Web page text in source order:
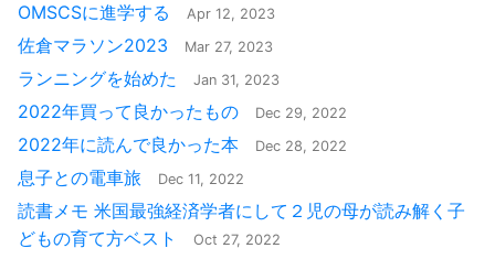
OMSCSに進学する Apr 12, 2023
佐倉マラソン2023 Mar 27, 2023
ランニングを始めた Jan 31, 2023
2022年買って良かったもの Dec 29, 2022
2022年に読んで良かった本 Dec 28, 2022
息子との電車旅 Dec 11, 2022
読書メモ 米国最強経済学者にして２児の母が読み解く子
どもの育て方ベスト
Oct 27, 2022